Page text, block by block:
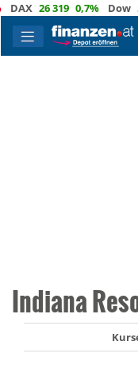
26 319 0,7% Dow 54
Indiana